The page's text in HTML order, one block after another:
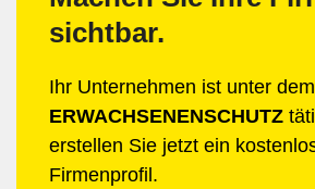
sichtbar.
Ihr Unternehmen ist unter
ERWACHSENENSCHUTZ
erstellen Sie jetzt ein
Firmenprofil.